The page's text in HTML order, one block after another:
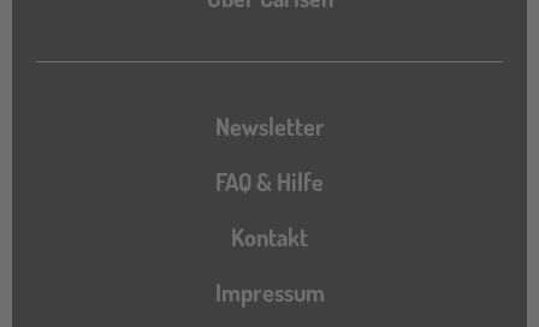
Newsletter
FAQ & Hilfe
Kontakt
Impressum